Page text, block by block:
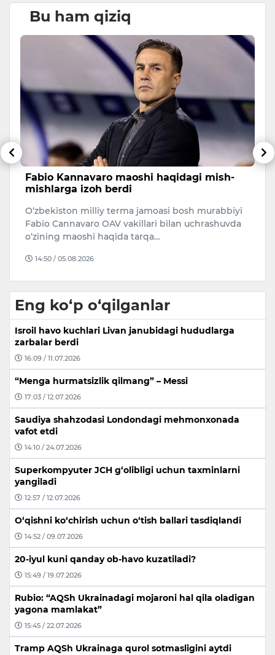
Bu ham qiziq
Fabio Kannavaro maoshi haqidagi mish-
mishlarga izoh berdi
O‘zbekiston milliy terma jamoasi bosh murabbiyi
Fabio Cannavaro OAV vakillari bilan uchrashuvda
o‘zining maoshi haqida tarqa…
14:50 / 05.08.2026
Eng ko‘p o‘qilganlar
Isroil havo kuchlari Livan janubidagi hududlarga
zarbalar berdi
16:09 / 11.07.2026
“Menga hurmatsizlik qilmang” – Messi
17:03 / 12.07.2026
Saudiya shahzodasi Londondagi mehmonxonada
vafot etdi
14:10 / 24.07.2026
Superkompyuter JCH g‘olibligi uchun taxminlarni
yangiladi
12:57 / 12.07.2026
O‘qishni ko‘chirish uchun o‘tish ballari tasdiqlandi
14:52 / 09.07.2026
20-iyul kuni qanday ob-havo kuzatiladi?
15:49 / 19.07.2026
Rubio: “AQSh Ukrainadagi mojaroni hal qila oladigan
yagona mamlakat”
15:45 / 22.07.2026
Tramp AQSh Ukrainaga qurol sotmasligini aytdi